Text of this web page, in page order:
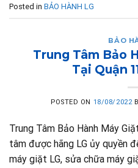
Posted in BẢO HÀNH LG
BẢO
Trung Tâm Bảo
Tại Quận
POSTED ON 18/08/2022
Trung Tâm Bảo Hành Máy
tâm được hãng LG ủy quyền
máy giặt LG, sửa chữa máy